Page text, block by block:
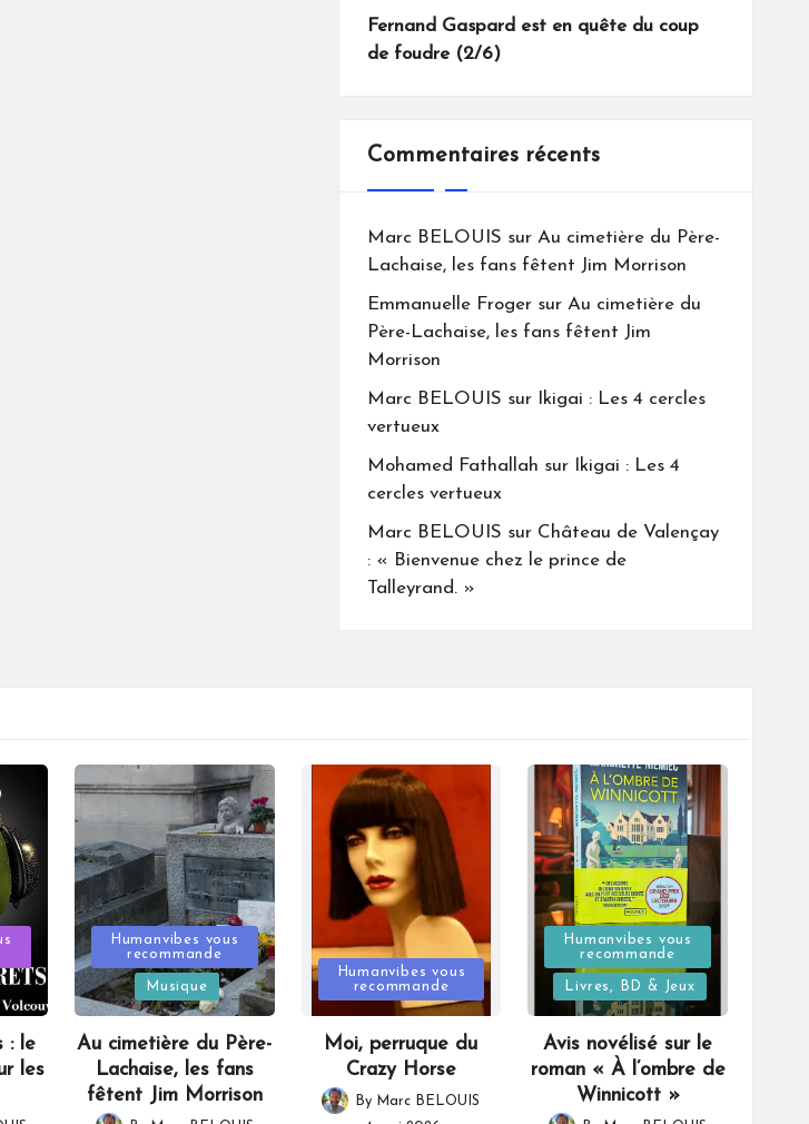
Fernand Gaspard est en quête du coup
de foudre (2/6)
Commentaires récents
Marc BELOUIS sur Au cimetière du Père-
Lachaise, les fans fêtent Jim Morrison
Emmanuelle Frogersur Au cimetière du
Père-Lachaise, les fans fêtent Jim
Morrison
Marc BELOUIS sur
Ikigai : Les 4 cercles
vertueux
Mohamed Fathallah sur
Ikigai : Les 4
cercles vertueux
Marc BELOUIS sur Château de Valençay
: « Bienvenue chez le prince de
Talleyrand. »
: le
les
Posted
in
Humanvibes vous
recommande
Musique
Au cimetière du Père-
Lachaise, les fans
fêtent Jim Morrison
Posted
in
Humanvibes vous
recommande
Moi, perruque du
Crazy Horse
Posted
By Marc BELOUIS
Posted
in
Humanvibes vous
recommande
Livres, BD & Jeux
Avis novélisé sur le
roman « À l’ombre de
Winnicott »